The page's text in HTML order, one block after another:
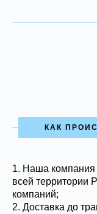
КАК
1. Наша компания
всей территории
компаний;
2. Доставка до